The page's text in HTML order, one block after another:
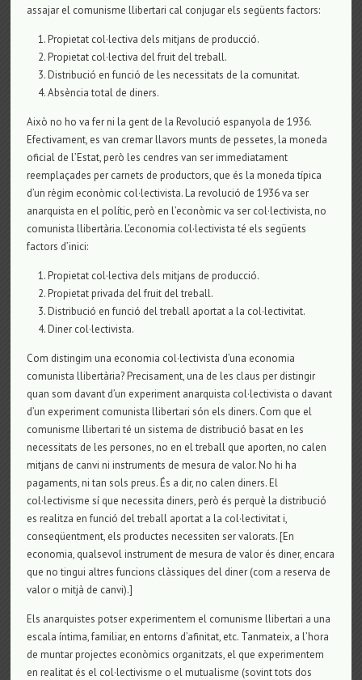
assajar el comunisme llibertari cal conjugar els següents factors:
Propietat col·lectiva dels mitjans de producció.
Propietat col·lectiva del fruit del treball.
Distribució en funció de les necessitats de la comunitat.
Absència total de diners.
Això no ho va fer ni la gent de la Revolució espanyola de 1936.
Efectivament, es van cremar llavors munts de pessetes, la moneda
oficial de l’Estat, però les cendres van ser immediatament
reemplaçades per carnets de productors, que és la moneda típica
d’un règim econòmic col·lectivista. La revolució de 1936 va ser
anarquista en el polític, però en l’econòmic va ser col·lectivista, no
comunista llibertària. L’economia col·lectivista té els següents
factors d’inici:
Propietat col·lectiva dels mitjans de producció.
Propietat privada del fruit del treball.
Distribució en funció del treball aportat a la col·lectivitat.
Diner col·lectivista.
Com distingim una economia col·lectivista d’una economia
comunista llibertària? Precisament, una de les claus per distingir
quan som davant d’un experiment anarquista col·lectivista o davant
d’un experiment comunista llibertari són els diners. Com que el
comunisme llibertari té un sistema de distribució basat en les
necessitats de les persones, no en el treball que aporten, no calen
mitjans de canvi ni instruments de mesura de valor. No hi ha
pagaments, ni tan sols preus. És a dir, no calen diners. El
col·lectivisme sí que necessita diners, però és perquè la distribució
es realitza en funció del treball aportat a la col·lectivitat i,
conseqüentment, els productes necessiten ser valorats. [En
economia, qualsevol instrument de mesura de valor és diner, encara
que no tingui altres funcions clàssiques del diner (com a reserva de
valor o mitjà de canvi).]
Els anarquistes potser experimentem el comunisme llibertari a una
escala íntima, familiar, en entorns d’afinitat, etc. Tanmateix, a l’hora
de muntar projectes econòmics organitzats, el que experimentem
en realitat és el col·lectivisme o el mutualisme (sovint tots dos